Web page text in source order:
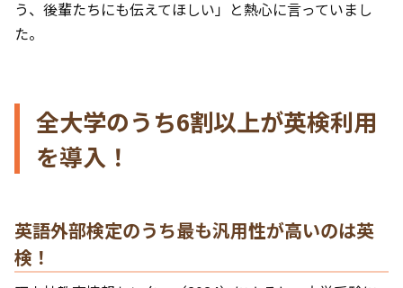
う、後輩たちにも伝えてほしい」と熱心に言っていまし
た。
全大学のうち6割以上が英検利用
を導入！
英語外部検定のうち最も汎用性が高いのは英
検！